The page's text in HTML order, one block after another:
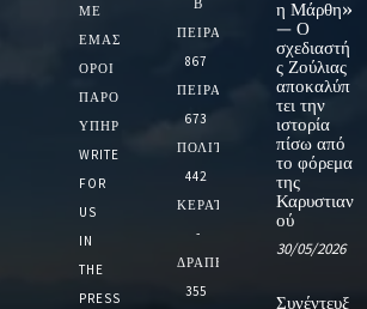
ΜΕ
ΕΜΆΣ
ΌΡΟΙ
ΠΑΡΟΧΉΣ
ΥΠΗΡΕΣΙΏΝ
WRITE
FOR
US
IN
THE
PRESS
Β
ΠΕΙΡΑΙΑ
867
ΠΕΙΡΑΙΑΣ
673
ΠΟΛΙΤΙΚΗ
442
ΚΕΡΑΤΣΙΝΙ
-
ΔΡΑΠΕΤΣΩΝΑ
355
η Μάρθη»
— Ο
σχεδιαστή
ς Ζούλιας
αποκαλύπ
τει την
ιστορία
πίσω από
το φόρεμα
της
Καρυστιαν
ού
30/05/2026
Συνέντευξ